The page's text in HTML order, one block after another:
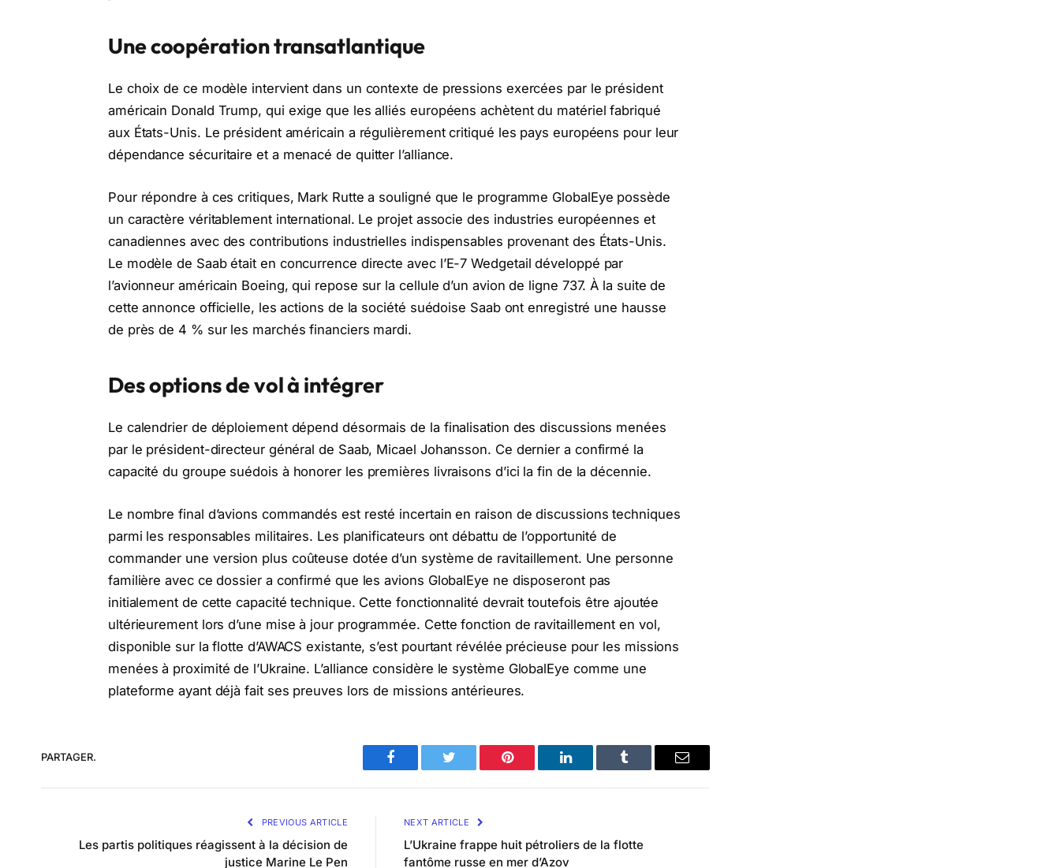
Une coopération transatlantique
Le choix de ce modèle intervient dans un contexte de pressions exercées par le président
américain Donald Trump, qui exige que les alliés européens achètent du matériel fabriqué
aux États-Unis. Le président américain a régulièrement critiqué les pays européens pour leur
dépendance sécuritaire et a menacé de quitter l’alliance.
Pour répondre à ces critiques, Mark Rutte a souligné que le programme GlobalEye possède
un caractère véritablement international. Le projet associe des industries européennes et
canadiennes avec des contributions industrielles indispensables provenant des États-Unis.
Le modèle de Saab était en concurrence directe avec l’E-7 Wedgetail développé par
l’avionneur américain Boeing, qui repose sur la cellule d’un avion de ligne 737. À la suite de
cette annonce officielle, les actions de la société suédoise Saab ont enregistré une hausse
de près de 4 % sur les marchés financiers mardi.
Des options de vol à intégrer
Le calendrier de déploiement dépend désormais de la finalisation des discussions menées
par le président-directeur général de Saab, Micael Johansson. Ce dernier a confirmé la
capacité du groupe suédois à honorer les premières livraisons d’ici la fin de la décennie.
Le nombre final d’avions commandés est resté incertain en raison de discussions techniques
parmi les responsables militaires. Les planificateurs ont débattu de l’opportunité de
commander une version plus coûteuse dotée d’un système de ravitaillement. Une personne
familière avec ce dossier a confirmé que les avions GlobalEye ne disposeront pas
initialement de cette capacité technique. Cette fonctionnalité devrait toutefois être ajoutée
ultérieurement lors d’une mise à jour programmée. Cette fonction de ravitaillement en vol,
disponible sur la flotte d’AWACS existante, s’est pourtant révélée précieuse pour les missions
menées à proximité de l’Ukraine. L’alliance considère le système GlobalEye comme une
plateforme ayant déjà fait ses preuves lors de missions antérieures.
PARTAGER.
Facebook Twitter Pinterest LinkedIn Tumblr Email
PREVIOUS ARTICLE
Les partis politiques réagissent à la décision de
justice Marine Le Pen
NEXT ARTICLE
L’Ukraine frappe huit pétroliers de la flotte
fantôme russe en mer d’Azov